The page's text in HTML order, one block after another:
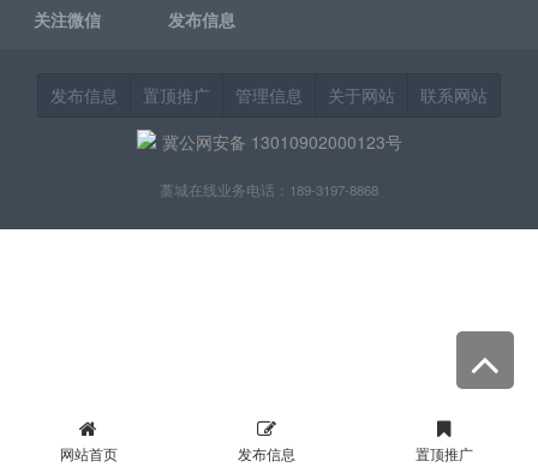
关注微信
发布信息
发布信息 置顶推广 管理信息 关于网站
联系网站
冀公网安备 13010902000123号
藁城在线业务电话：189-3197-8868
网站首页 发布信息 置顶推广